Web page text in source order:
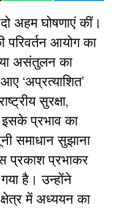
अहम घोषणाएं कीं।
आयोग का
असंतुलन का
‘अप्रत्याशित’
सुरक्षा,
प्रभाव का
समाधान सुझाना
प्रकाश प्रभाकर
है। उन्होंने
में अध्ययन का